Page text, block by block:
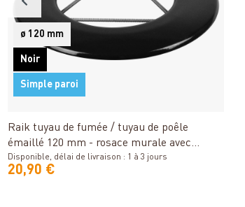
ø 120 mm
Noir
Simple paroi
Raik tuyau de fumée / tuyau de poêle
émaillé 120 mm - rosace murale avec
ressort noir
Disponible, délai de livraison : 1 à 3 jours
20,90 €